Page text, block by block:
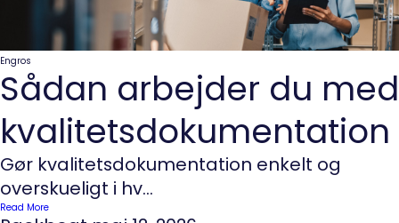
Engros
Sådan arbejder du med
kvalitetsdokumentation
Gør kvalitetsdokumentation enkelt og
overskueligt i hv...
Read More